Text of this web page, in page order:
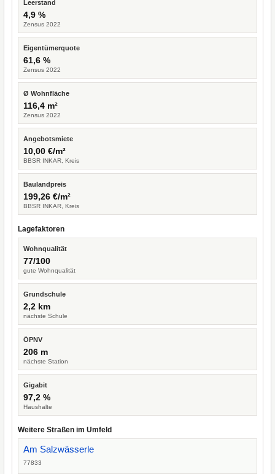
Leerstand
4,9 %
Zensus 2022
Eigentümerquote
61,6 %
Zensus 2022
Ø Wohnfläche
116,4 m²
Zensus 2022
Angebotsmiete
10,00 €/m²
BBSR INKAR, Kreis
Baulandpreis
199,26 €/m²
BBSR INKAR, Kreis
Lagefaktoren
Wohnqualität
77/100
gute Wohnqualität
Grundschule
2,2 km
nächste Schule
ÖPNV
206 m
nächste Station
Gigabit
97,2 %
Haushalte
Weitere Straßen im Umfeld
Am Salzwässerle
77833